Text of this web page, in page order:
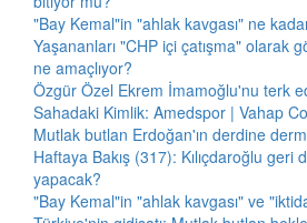
"Bay Kemal"in "ahlak kavgası" ne kadar
Yaşananları "CHP içi çatışma" olarak
ne amaçlıyor?
Özgür Özel Ekrem İmamoğlu'nu terk
Sahadaki Kimlik: Amedspor | Vahap
Mutlak butlan Erdoğan'ın derdine
Haftaya Bakış (317): Kılıçdaroğlu geri
yapacak?
"Bay Kemal"in "ahlak kavgası" ve